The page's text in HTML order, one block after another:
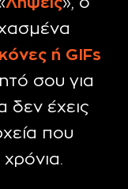
ή GIFs
σου για
δεν έχεις
που